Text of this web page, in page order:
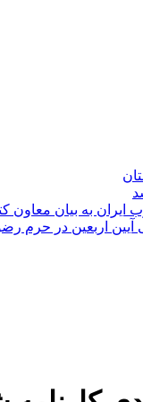
به بیان معاون
آیین اربعین در حرم